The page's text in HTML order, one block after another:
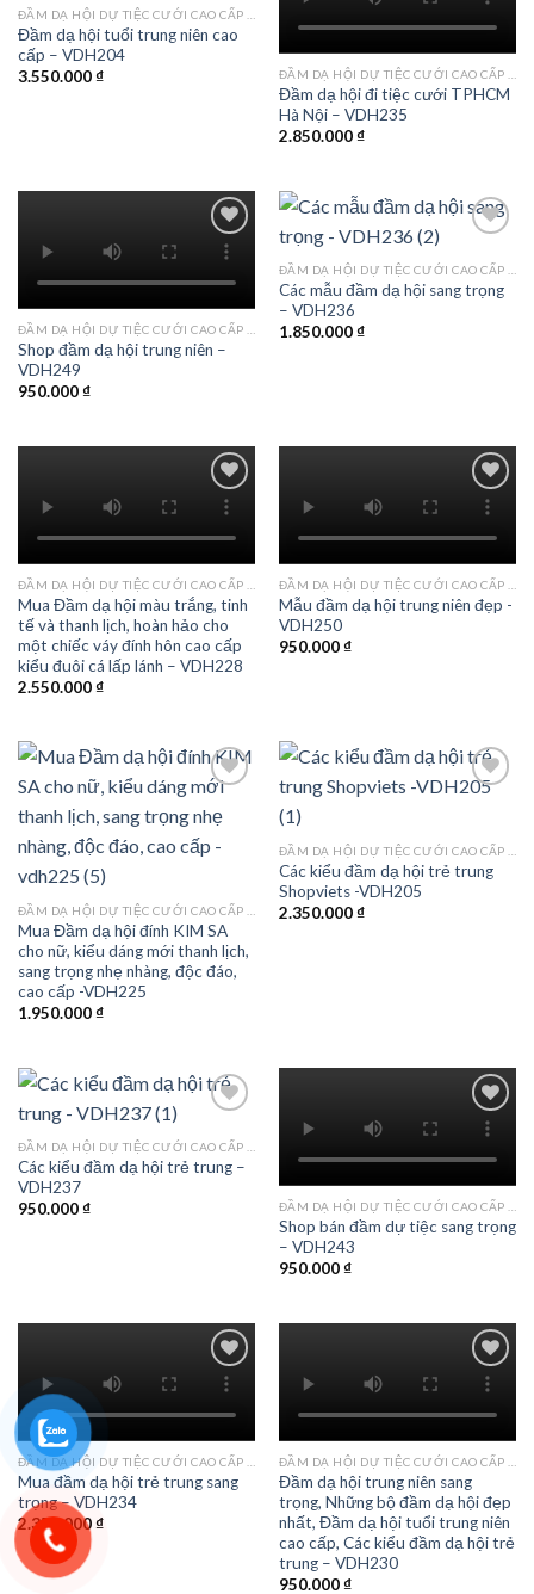
Add to
Đầm dạ hội tuổi trung niên cao
cấp – VDH204
3.550.000₫
wishlist
Đầm dạ hội đi tiệc cưới TPHCM
Hà Nội – VDH235
2.850.000₫
wishlist
Shop đầm dạ hội trung niên –
VDH249
950.000₫
Add to
Các mẫu đầm dạ hội sang trọng
– VDH236
1.850.000₫
wishlist
Mua Đầm dạ hội màu trắng, tinh
tế và thanh lịch, hoàn hảo cho
một chiếc váy đính hôn cao cấp
kiểu đuôi cá lấp lánh – VDH228
2.550.000₫
wishlist
Mẫu đầm dạ hội trung niên đẹp -
VDH250
950.000₫
Add to
wishlist
Mua Đầm dạ hội đính KIM SA
cho nữ, kiểu dáng mới thanh lịch,
sang trọng nhẹ nhàng, độc đáo,
cao cấp -VDH225
1.950.000₫
Add to
wishlist
Các kiểu đầm dạ hội trẻ trung
Shopviets -VDH205
2.350.000₫
Add to
Các kiểu đầm dạ hội trẻ trung –
VDH237
950.000₫
wishlist
Shop bán đầm dự tiệc sang trọng
– VDH243
950.000₫
wishlist
Mua đầm dạ hội trẻ trung sang
trọng – VDH234
2.350.000₫
wishlist
Đầm dạ hội trung niên sang
trọng, Những bộ đầm dạ hội đẹp
nhất, Đầm dạ hội tuổi trung niên
cao cấp, Các kiểu đầm dạ hội trẻ
trung – VDH230
950.000₫